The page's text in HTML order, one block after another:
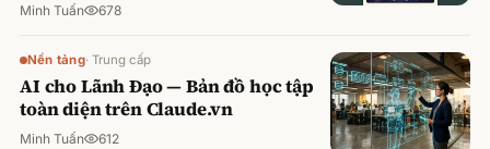
Minh Tuấn 678
Nền tảng· Trung cấp
AI cho Lãnh Đạo — Bản đồ học tập
toàn diện trên Claude.vn
Minh Tuấn 612